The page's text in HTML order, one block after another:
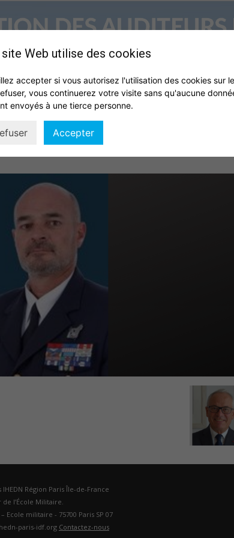
QUI SOMMES NOUS ?
Région Paris Île-de-France
l’École Militaire.
Ecole militaire - 75700 Paris SP 07
paris-idf.org Contactez-nous
site Web utilise des cookies
accepter si vous autorisez l'utilisation des cookies sur
vous continuerez votre visite sans qu'aucune
envoyés à une tierce personne.
Accepter